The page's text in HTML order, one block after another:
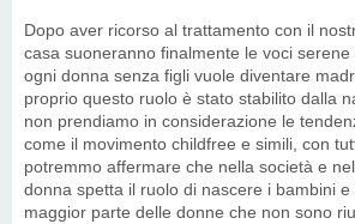
Dopo aver ricorso al trattamento con il
casa suoneranno finalmente le voci
ogni donna senza figli vuole diventare
proprio questo ruolo è stato stabilito dalla
non prendiamo in considerazione le
come il movimento childfree e simili, con
potremmo affermare che nella società e
donna spetta il ruolo di nascere i bambini e
maggior parte delle donne che non sono